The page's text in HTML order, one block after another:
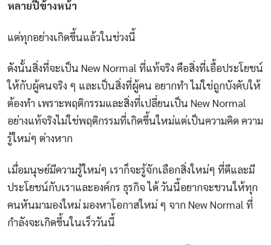
หลายปีข้างหน้า
แต่ทุกอย่างเกิดขึ้นแล้วในช่วงนี้
ดังนั้นสิ่งที่จะเป็น New Normal ที่แท้จริง คือสิ่งที่เอื้อประโยชน์
ให้กับผู้คนจริง ๆ และเป็นสิ่งที่ผู้คน อยากทำ ไม่ใช่ถูกบังคับให้
ต้องทำ เพราะพฤติกรรมและสิ่งที่เปลี่ยนเป็น New Normal
อย่างแท้จริงไม่ใช่พฤติกรรมที่เกิดขึ้นใหม่แต่เป็นความคิด ความ
รู้ใหม่ๆ ต่างหาก
เมื่อมนุษย์มีความรู้ใหม่ๆ เราก็จะรู้จักเลือกสิ่งใหม่ๆ ที่ดีและมี
ประโยชน์กับเราและองค์กร ธุรกิจ ได้ วันนี้อยากจะชวนให้ทุก
คนหันมามองใหม่ มองหาโอกาสใหม่ ๆ จาก New Normal ที่
กำลังจะเกิดขึ้นในเร็ววันนี้